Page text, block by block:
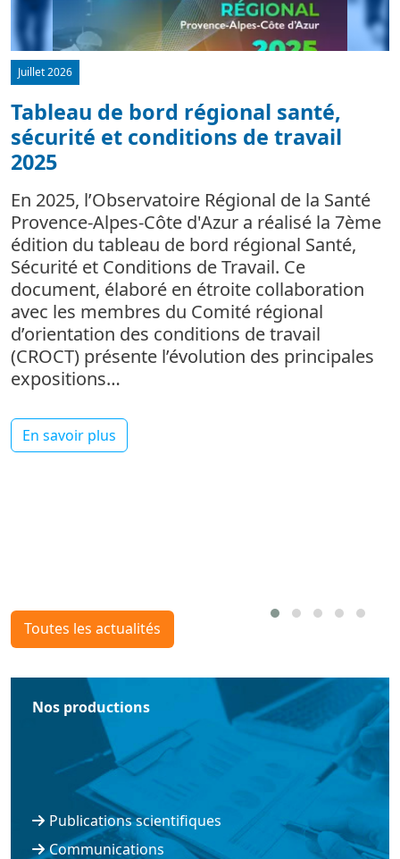
Juillet 2026
Tableau de bord régional santé,
sécurité et conditions de travail
2025
En 2025, l’Observatoire Régional de la Santé
Provence-Alpes-Côte d'Azur a réalisé la 7ème
édition du tableau de bord régional Santé,
Sécurité et Conditions de Travail. Ce
document, élaboré en étroite collaboration
avec les membres du Comité régional
d’orientation des conditions de travail
(CROCT) présente l’évolution des principales
expositions…
En savoir plus
Toutes les actualités
Nos productions
Publications scientifiques
Communications